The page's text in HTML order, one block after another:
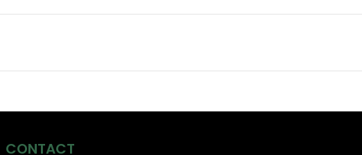
CONTACT